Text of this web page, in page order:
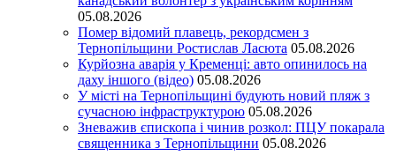
05.08.2026
Помер відомий плавець, рекордсмен з
Тернопільщини Ростислав Ласюта 05.08.2026
Курйозна аварія у Кременці: авто опинилось на
даху іншого (відео) 05.08.2026
У місті на Тернопільщині будують новий пляж з
сучасною інфраструктурою 05.08.2026
Зневажив єпископа і чинив розкол: ПЦУ покарала
священника з Тернопільщини 05.08.2026